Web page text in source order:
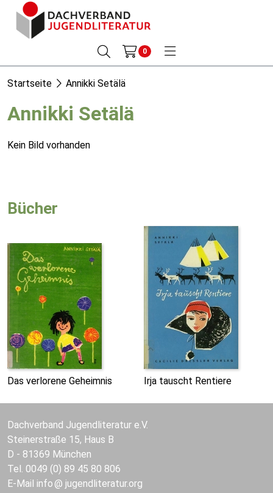
0
Startseite Annikki Setälä
Annikki Setälä
Kein Bild vorhanden
Bücher
Das verlorene Geheimnis Irja tauscht Rentiere
Dachverband Jugendliteratur e.V.
Steinerstraße 15, Haus B
D - 81369 München
Tel. 0049 (0) 89 45 80 806
E-Mail info jugendliteratur.org